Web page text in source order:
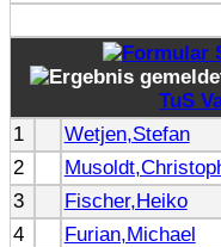
TuS
1 Wetjen,Stefan
2
3
Fischer,Heiko
4
Furian,Michael